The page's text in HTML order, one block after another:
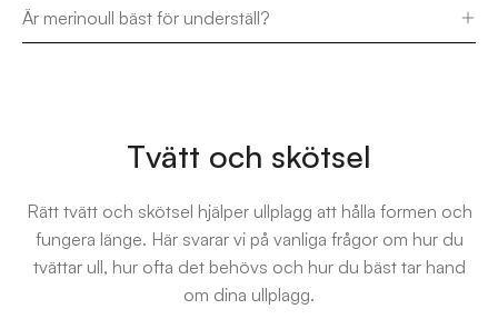
Är merinoull bäst för underställ?
Tvätt och skötsel
Rätt tvätt och skötsel hjälper ullplagg att hålla formen och
fungera länge. Här svarar vi på vanliga frågor om hur du
tvättar ull, hur ofta det behövs och hur du bäst tar hand
om dina ullplagg.